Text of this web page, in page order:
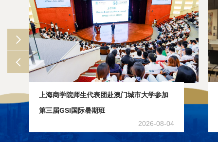
上海商学院师生代表团赴澳门城市大学参加
第三届GSI国际暑期班
2026-08-04